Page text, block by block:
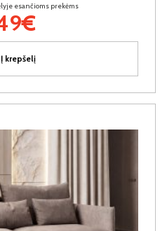
esančioms prekėms
Į krepšelį